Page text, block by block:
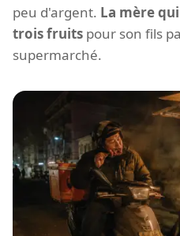
peu d'argent. La mère
trois fruits pour son fils
supermarché.